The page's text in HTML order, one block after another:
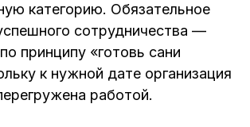
категорию. Обязательное
сотрудничества —
принципу «готовь сани
к нужной дате организация
работой.